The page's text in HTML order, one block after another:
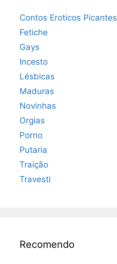
Contos Eroticos Picantes
Fetiche
Gays
Incesto
Lésbicas
Maduras
Novinhas
Orgias
Porno
Putaria
Traição
Travesti
Recomendo